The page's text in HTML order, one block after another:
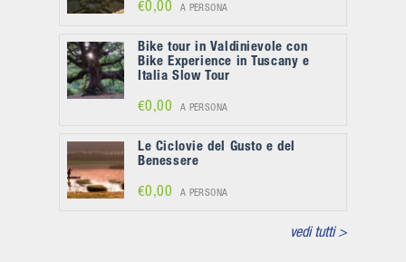
€0,00 A PERSONA
Bike tour in Valdinievole con
Bike Experience in Tuscany e
Italia Slow Tour
€0,00 A PERSONA
Le Ciclovie del Gusto e del
Benessere
€0,00 A PERSONA
vedi tutti >